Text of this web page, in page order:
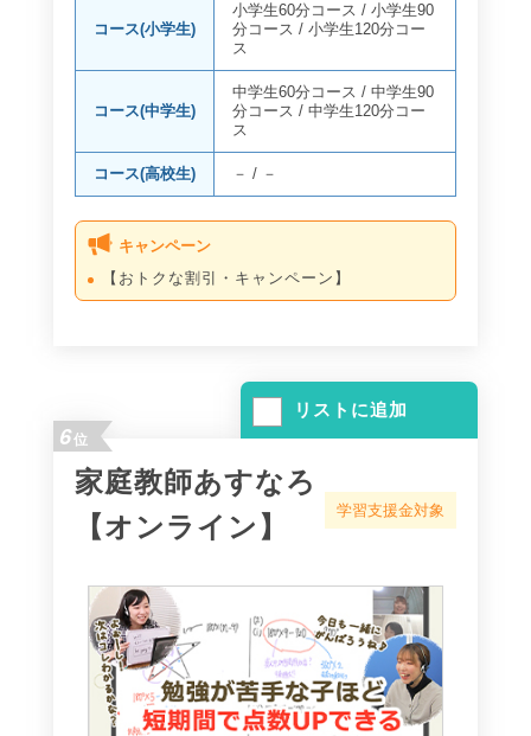
コース(小学生)
小学生60分コース /小学生90
分コース /小学生120分コー
ス
コース(中学生)
中学生60分コース /中学生90
分コース /中学生120分コー
ス
コース(高校生) － /－
キャンペーン
【おトクな割引・キャンペーン】
リストに追加
6位
家庭教師あすなろ
【オンライン】
学習支援金対象